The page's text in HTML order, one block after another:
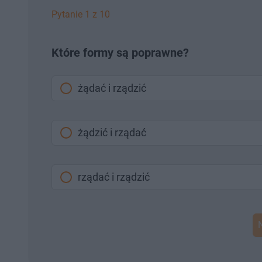
Pytanie 1 z 10
Które formy są poprawne?
żądać i rządzić
żądzić i rządać
rządać i rządzić